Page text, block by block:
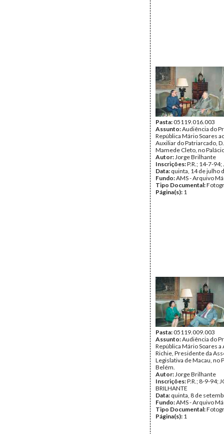
Pasta:05119.016.003
Assunto:Audiência do
República Mário Soares
Auxiliar do Patriarcado,
Mamede Cleto, no
Autor:Jorge Brilhante
Inscrições:P.R.; 14-7-94;
Data: quinta, 14 de julho
Fundo:AMS - Arquivo
Tipo Documental:
Página(s): 1
Pasta:05119.009.003
Assunto:Audiência do
República Mário Soares a
Richie, Presidente da
Legislativa de Macau, no
Belém.
Autor:Jorge Brilhante
Inscrições:P.R.; 8-9-94;
BRILHANTE
Data: quinta, 8 de
Fundo:AMS - Arquivo
Tipo Documental:
Página(s): 1